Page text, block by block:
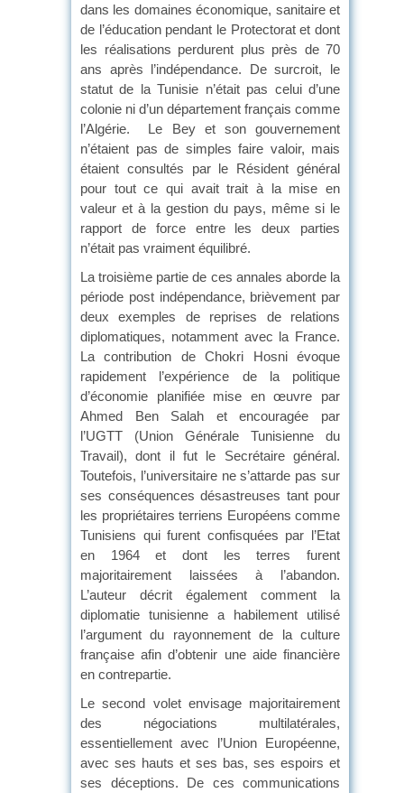
dans les domaines économique, sanitaire et
de l’éducation pendant le Protectorat et dont
les réalisations perdurent plus près de 70
ans après l’indépendance. De surcroit, le
statut de la Tunisie n’était pas celui d’une
colonie ni d’un département français comme
l’Algérie. Le Bey et son gouvernement
n’étaient pas de simples faire valoir, mais
étaient consultés par le Résident général
pour tout ce qui avait trait à la mise en
valeur et à la gestion du pays, même si le
rapport de force entre les deux parties
n’était pas vraiment équilibré.
La troisième partie de ces annales aborde la
période post indépendance, brièvement par
deux exemples de reprises de relations
diplomatiques, notamment avec la France.
La contribution de Chokri Hosni évoque
rapidement l’expérience de la politique
d’économie planifiée mise en œuvre par
Ahmed Ben Salah et encouragée par
l’UGTT (Union Générale Tunisienne du
Travail), dont il fut le Secrétaire général.
Toutefois, l’universitaire ne s’attarde pas sur
ses conséquences désastreuses tant pour
les propriétaires terriens Européens comme
Tunisiens qui furent confisquées par l’Etat
en 1964 et dont les terres furent
majoritairement laissées à l’abandon.
L’auteur décrit également comment la
diplomatie tunisienne a habilement utilisé
l’argument du rayonnement de la culture
française afin d’obtenir une aide financière
en contrepartie.
Le second volet envisage majoritairement
des négociations multilatérales,
essentiellement avec l’Union Européenne,
avec ses hauts et ses bas, ses espoirs et
ses déceptions. De ces communications